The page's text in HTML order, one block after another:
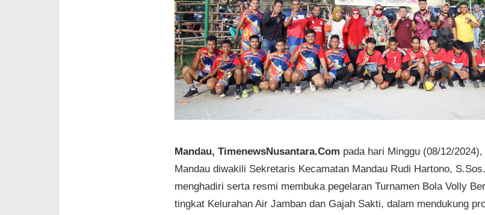
Mandau, TimenewsNusantara.Com pada hari Minggu (08/12/
Mandau diwakili Sekretaris Kecamatan Mandau Rudi Hartono,
menghadiri serta resmi membuka pegelaran Turnamen Bola Volly
tingkat Kelurahan Air Jamban dan Gajah Sakti, dalam mendukung